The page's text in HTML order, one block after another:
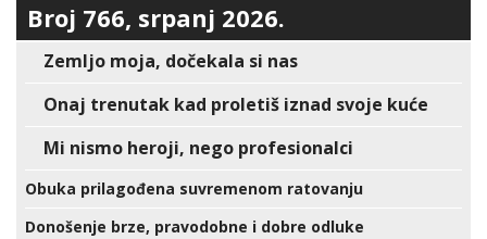
Broj 766, srpanj 2026.
Zemljo moja, dočekala si nas
Onaj trenutak kad proletiš iznad svoje kuće
Mi nismo heroji, nego profesionalci
Obuka prilagođena suvremenom ratovanju
Donošenje brze, pravodobne i dobre odluke